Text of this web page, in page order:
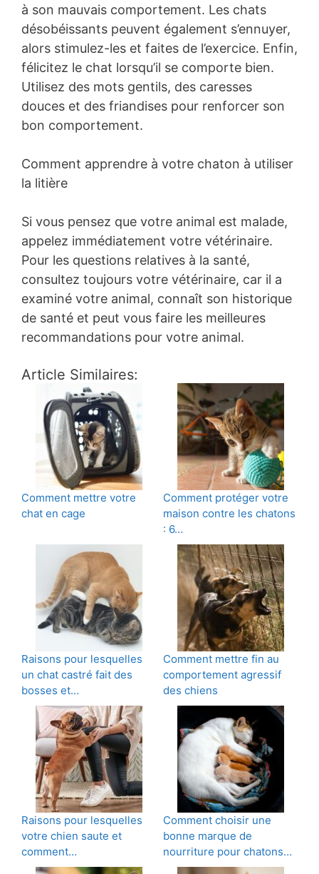
à son mauvais comportement. Les chats
désobéissants peuvent également s’ennuyer,
alors stimulez-les et faites de l’exercice. Enfin,
félicitez le chat lorsqu’il se comporte bien.
Utilisez des mots gentils, des caresses
douces et des friandises pour renforcer son
bon comportement.
Comment apprendre à votre chaton à utiliser
la litière
Si vous pensez que votre animal est malade,
appelez immédiatement votre vétérinaire.
Pour les questions relatives à la santé,
consultez toujours votre vétérinaire, car il a
examiné votre animal, connaît son historique
de santé et peut vous faire les meilleures
recommandations pour votre animal.
Article Similaires:
Comment mettre votre
chat en cage
Comment protéger votre
maison contre les chatons
: 6…
Raisons pour lesquelles
un chat castré fait des
bosses et…
Comment mettre fin au
comportement agressif
des chiens
Raisons pour lesquelles
votre chien saute et
comment…
Comment choisir une
bonne marque de
nourriture pour chatons…